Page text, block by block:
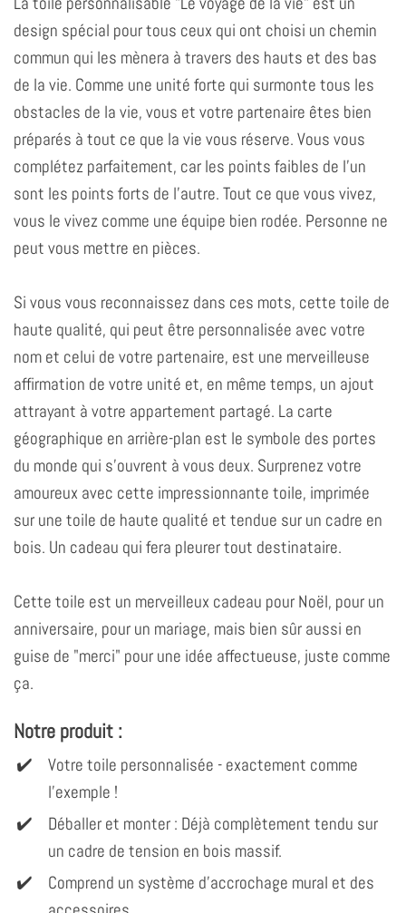
design spécial pour tous ceux qui ont choisi un chemin
commun qui les mènera à travers des hauts et des bas
de la vie. Comme une unité forte qui surmonte tous les
obstacles de la vie, vous et votre partenaire êtes bien
préparés à tout ce que la vie vous réserve. Vous vous
complétez parfaitement, car les points faibles de l'un
sont les points forts de l'autre. Tout ce que vous vivez,
vous le vivez comme une équipe bien rodée. Personne ne
peut vous mettre en pièces.
Si vous vous reconnaissez dans ces mots, cette toile de
haute qualité, qui peut être personnalisée avec votre
nom et celui de votre partenaire, est une merveilleuse
affirmation de votre unité et, en même temps, un ajout
attrayant à votre appartement partagé. La carte
géographique en arrière-plan est le symbole des portes
du monde qui s'ouvrent à vous deux. Surprenez votre
amoureux avec cette impressionnante toile, imprimée
sur une toile de haute qualité et tendue sur un cadre en
bois. Un cadeau qui fera pleurer tout destinataire.
Cette toile est un merveilleux cadeau pour Noël, pour un
anniversaire, pour un mariage, mais bien sûr aussi en
guise de "merci" pour une idée affectueuse, juste comme
ça.
Notre produit :
Votre toile personnalisée - exactement comme
l'exemple !
Déballer et monter : Déjà complètement tendu sur
un cadre de tension en bois massif.
Comprend un système d'accrochage mural et des